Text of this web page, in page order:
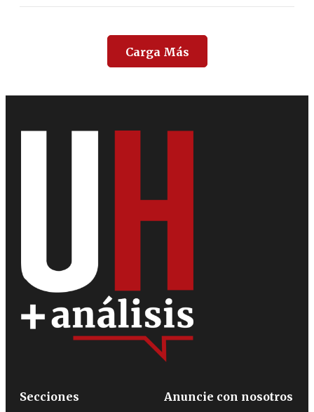
Carga Más
Secciones
Anuncie con nosotros